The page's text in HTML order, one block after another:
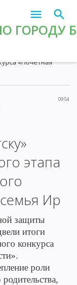
ГОРОДУ
«Почётная
09:54
этапа
Ир
защиты
итоги
конкурса
роли